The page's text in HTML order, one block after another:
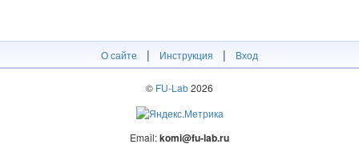
О сайте | Инструкция | Вход
© FU-Lab2026
Email:komi@fu-lab.ru